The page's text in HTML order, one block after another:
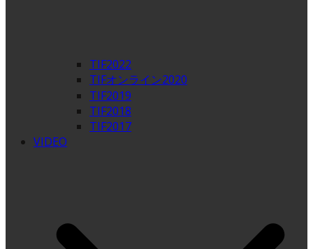
TIF2022
TIFオンライン2020
TIF2019
TIF2018
TIF2017
VIDEO